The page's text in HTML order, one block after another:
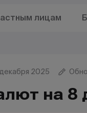
лицам
2025
на 8